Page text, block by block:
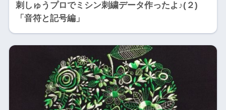
刺しゅうプロでミシン刺繍データ作ったよ♪(２)
「音符と記号編」